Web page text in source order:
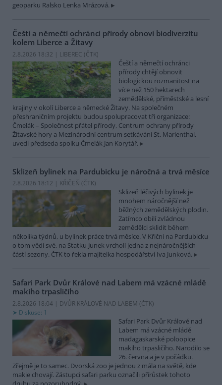
geoparku Ralsko Lenka Mrázová.
Čeští a němečtí ochránci přírody obnoví biodiverzitu
kolem Liberce a Žitavy
2.8.2026 18:32 | LIBEREC (ČTK)
Čeští a němečtí ochránci
přírody chtějí obnovit
biologickou rozmanitost na
více než 150 hektarech
zemědělské, příměstské a lesní
krajiny v okolí Liberce a německé Žitavy. Na společném
přeshraničním projektu budou spolupracovat tři organizace:
Čmelák – Společnost přátel přírody, Centrum ochrany přírody
Žitavské hory a Mezinárodní centrum setkávání St. Marienthal,
uvedl předseda spolku Čmelák Jan Korytář.
Sklizeň bylinek na Pardubicku je náročná a trvá měsíce
2.8.2026 18:12 | KŘIČEŇ (ČTK)
Sklizeň léčivých bylinek je
mnohem náročnější než
běžných zemědělských plodin.
Zatímco obilí zvládnou
zemědělci sklidit během
několika týdnů, u bylinek práce trvá měsíce. V Křični na Pardubicku
o tom vědí své, na Statku Junek vrcholí jedna z nejnáročnějších
částí sezony. ČTK to řekla majitelka hospodářství Iva Junková.
Safari Park Dvůr Králové nad Labem má vzácné mládě
makiho trpasličího
2.8.2026 18:04 | DVŮR KRÁLOVÉ NAD LABEM (ČTK)
Diskuse: 1
Safari Park Dvůr Králové nad
Labem má vzácné mládě
madagaskarské poloopice
makiho trpasličího. Narodilo se
26. června a je v pořádku.
Zřejmě je to samec. Dvorská zoo je jednou z mála na světě, kde
makie chovají. Zástupci safari parku označili přírůstek tohoto